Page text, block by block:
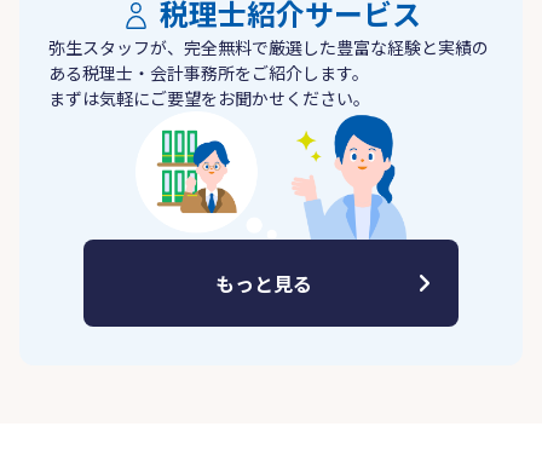
税理士紹介サービス
弥生スタッフが、完全無料で厳選した豊富な経験と実績の
ある税理士・会計事務所をご紹介します。
まずは気軽にご要望をお聞かせください。
もっと見る